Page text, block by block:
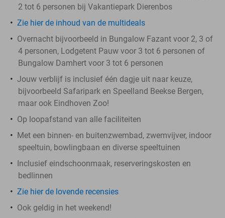
2 tot 6 personen bij Vakantiepark Dierenbos
Zie hier de inhoud van de multideals
Overnacht bijvoorbeeld in Bungalow Fazant voor 2, 3 of
4 personen, Lodgetent Pauw voor 3 tot 6 personen of
Bungalow Damhert voor 3 tot 6 personen
Jouw verblijf is inclusief één dagje uit naar keuze,
bijvoorbeeld Safaripark en Speelland Beekse Bergen,
maar ook Eindhoven Zoo!
Op loopafstand van alle faciliteiten
Met een binnen- en buitenzwembad, zwemvijver, indoor
speeltuin, bowlingbaan en diverse speeltuinen
Inclusief eindschoonmaak, reserveringskosten en
bedlinnen
Zie hier de lovende recensies
Ook geldig in het weekend!